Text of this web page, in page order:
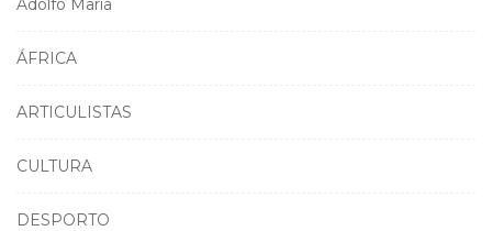
Adolfo Maria
ÁFRICA
ARTICULISTAS
CULTURA
DESPORTO